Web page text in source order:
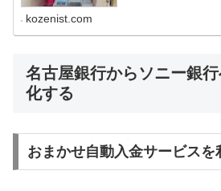
kozenist.com
名古屋銀行からソニー銀
化する
おまかせ自動入金サービスを